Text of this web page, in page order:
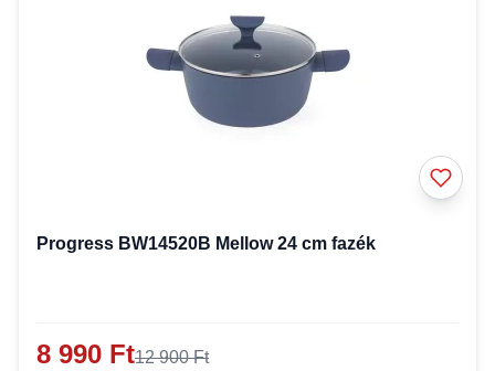
Progress BW14520B Mellow 24 cm fazék
8 990 Ft12 900 Ft